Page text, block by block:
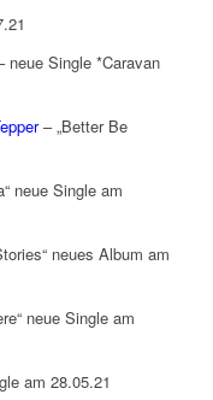
neue Single *Caravan
– „Better Be
neue Single am
neues Album am
neue Single am
am 28.05.21